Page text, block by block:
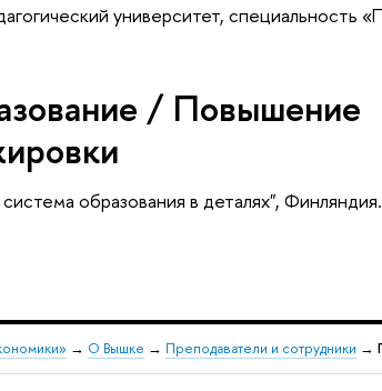
университет, специальность
/ Повышение
образования в деталях", Финляндия.
→ О Вышке → Преподаватели и сотрудники →